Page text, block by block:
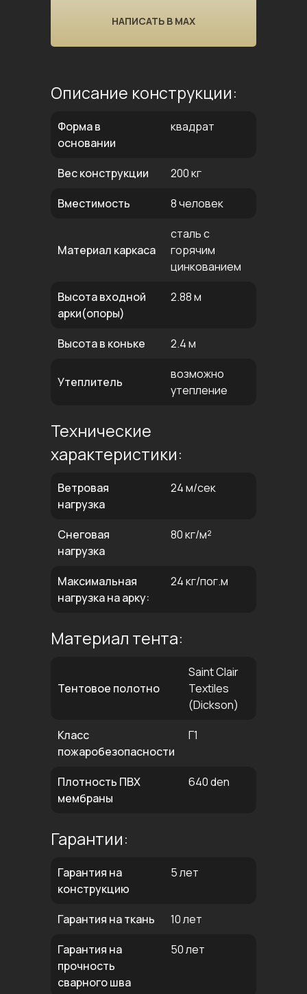
НАПИСАТЬ В MAX
Описание конструкции:
Форма в
основании
квадрат
Вес конструкции
200 кг
Вместимость
8 человек
Материал каркаса
сталь с
горячим
цинкованием
Высота входной
арки(опоры)
2.88 м
Высота в коньке 2.4 м
Утеплитель
возможно
утепление
Технические
характеристики:
Ветровая
нагрузка
24 м/сек
Снеговая
нагрузка
80 кг/м²
Максимальная
нагрузка на арку:
24 кг/пог.м
Материал тента:
Тентовое полотно
Saint Clair
Textiles
(Dickson)
Класс
пожаробезопасности
Г1
Плотность ПВХ
мембраны
640 den
Гарантии:
Гарантия на
конструкцию
5 лет
Гарантия на ткань
10 лет
Гарантия на
прочность
сварного шва
50 лет